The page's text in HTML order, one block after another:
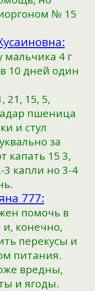
№ 15
мальчика 4 г
10 дней один
21, 15, 5,
пшеница
и стул
за
капать 15 3,
капли но 3-4
777:
помочь в
конечно,
перекусы и
питания.
вредны,
и ягоды.